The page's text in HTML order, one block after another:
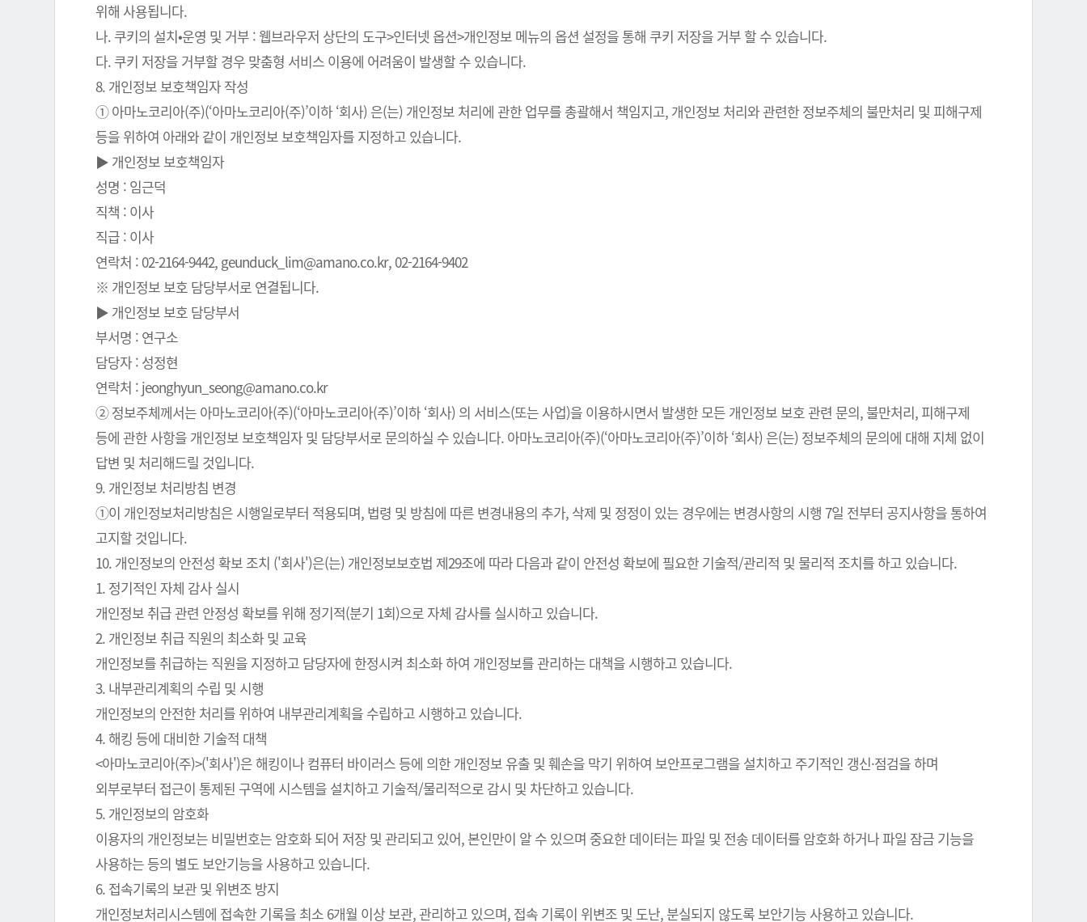
위해 사용됩니다.
나. 쿠키의 설치•운영 및 거부 : 웹브라우저 상단의 도구>인터넷 옵션>개인정보 메뉴의 옵션 설정을 통해 쿠키 저장을 거부 할 수 있습니다.
다. 쿠키 저장을 거부할 경우 맞춤형 서비스 이용에 어려움이 발생할 수 있습니다.
8. 개인정보 보호책임자 작성
① 아마노코리아(주)(‘아마노코리아(주)’이하 ‘회사) 은(는) 개인정보 처리에 관한 업무를 총괄해서 책임지고, 개인정보 처리와 관련한 정보주체의 불만처리 및 피해구제
등을 위하여 아래와 같이 개인정보 보호책임자를 지정하고 있습니다.
▶ 개인정보 보호책임자
성명 : 임근덕
직책 : 이사
직급 : 이사
연락처 : 02-2164-9442, geunduck_lim@amano.co.kr, 02-2164-9402
※ 개인정보 보호 담당부서로 연결됩니다.
▶ 개인정보 보호 담당부서
부서명 : 연구소
담당자 : 성정현
연락처 : jeonghyun_seong@amano.co.kr
② 정보주체께서는 아마노코리아(주)(‘아마노코리아(주)’이하 ‘회사) 의 서비스(또는 사업)을 이용하시면서 발생한 모든 개인정보 보호 관련 문의, 불만처리, 피해구제
등에 관한 사항을 개인정보 보호책임자 및 담당부서로 문의하실 수 있습니다. 아마노코리아(주)(‘아마노코리아(주)’이하 ‘회사) 은(는) 정보주체의 문의에 대해 지체 없이
답변 및 처리해드릴 것입니다.
9. 개인정보 처리방침 변경
①이 개인정보처리방침은 시행일로부터 적용되며, 법령 및 방침에 따른 변경내용의 추가, 삭제 및 정정이 있는 경우에는 변경사항의 시행 7일 전부터 공지사항을 통하여
고지할 것입니다.
10. 개인정보의 안전성 확보 조치 ('회사')은(는) 개인정보보호법 제29조에 따라 다음과 같이 안전성 확보에 필요한 기술적/관리적 및 물리적 조치를 하고 있습니다.
1. 정기적인 자체 감사 실시
개인정보 취급 관련 안정성 확보를 위해 정기적(분기 1회)으로 자체 감사를 실시하고 있습니다.
2. 개인정보 취급 직원의 최소화 및 교육
개인정보를 취급하는 직원을 지정하고 담당자에 한정시켜 최소화 하여 개인정보를 관리하는 대책을 시행하고 있습니다.
3. 내부관리계획의 수립 및 시행
개인정보의 안전한 처리를 위하여 내부관리계획을 수립하고 시행하고 있습니다.
4. 해킹 등에 대비한 기술적 대책
<아마노코리아(주)>('회사')은 해킹이나 컴퓨터 바이러스 등에 의한 개인정보 유출 및 훼손을 막기 위하여 보안프로그램을 설치하고 주기적인 갱신·점검을 하며
외부로부터 접근이 통제된 구역에 시스템을 설치하고 기술적/물리적으로 감시 및 차단하고 있습니다.
5. 개인정보의 암호화
이용자의 개인정보는 비밀번호는 암호화 되어 저장 및 관리되고 있어, 본인만이 알 수 있으며 중요한 데이터는 파일 및 전송 데이터를 암호화 하거나 파일 잠금 기능을
사용하는 등의 별도 보안기능을 사용하고 있습니다.
6. 접속기록의 보관 및 위변조 방지
개인정보처리시스템에 접속한 기록을 최소 6개월 이상 보관, 관리하고 있으며, 접속 기록이 위변조 및 도난, 분실되지 않도록 보안기능 사용하고 있습니다.